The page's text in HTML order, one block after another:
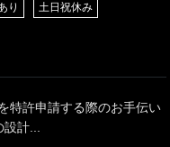
り 土日祝休み
特許申請する際のお手伝い
計...